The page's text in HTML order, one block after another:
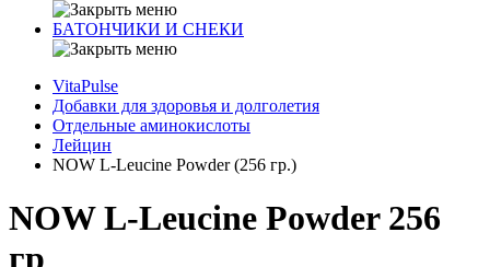
БАТОНЧИКИ И СНЕКИ
VitaPulse
Добавки для здоровья и долголетия
Отдельные аминокислоты
Лейцин
NOW L-Leucine Powder (256 гр.)
NOW L-Leucine Powder 256
гр